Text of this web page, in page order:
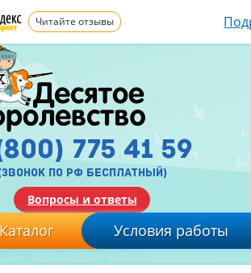
Читайте отзывы
775 41 59
по рф бесплатный)
Вопросы и ответы
Каталог Условия работы